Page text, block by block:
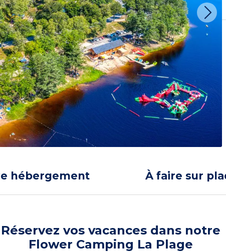
hébergement À faire sur
Réservez vos vacances dans notre
Flower Camping La Plage